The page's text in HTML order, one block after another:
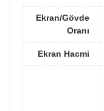
Ekran/Gövde
Oranı
Ekran Hacmi